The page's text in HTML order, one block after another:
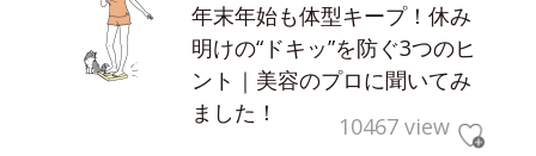
年末年始も体型キープ！休み
明けの“ドキッ”を防ぐ3つのヒ
ント｜美容のプロに聞いてみ
ました！
10467 view